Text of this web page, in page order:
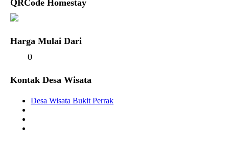
QRCode Homestay
Harga Mulai Dari
0
Kontak Desa Wisata
Desa Wisata Bukit Perrak